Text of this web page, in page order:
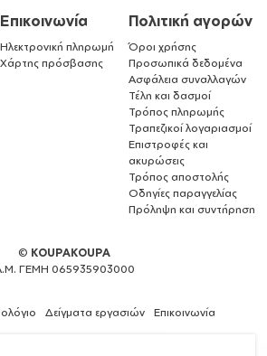
Επικοινωνία
Ηλεκτρονική πληρωμή
Χάρτης πρόσβασης
Πολιτική αγορών
Όροι χρήσης
Προσωπικά δεδομένα
Ασφάλεια συναλλαγών
Τέλη και δασμοί
Τρόπος πληρωμής
Τραπεζικοί λογαριασμοί
Επιστροφές και
ακυρώσεις
Τρόπος αποστολής
Οδηγίες παραγγελίας
Πρόληψη και συντήρηση
© KOUPAKOUPA
ΓΕΜΗ 065935903000
Δείγματα εργασιών Επικοινωνία